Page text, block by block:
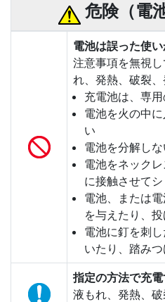
危険（電
電池は誤った使
注意事項を無視
れ、発熱、破裂、
充電池は、専
電池を火の中
い
電池を分解しな
電池をネック
に接触させて
電池、または
を与えたり、
電池に釘を刺
いたり、踏み
指定の方法で充電
液もれ、発熱、